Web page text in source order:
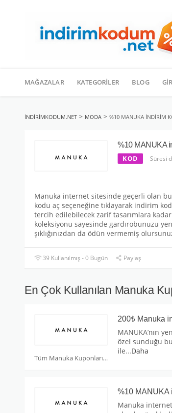
geç
MAĞAZALAR KATEGORILER BLOG
INDIRIMKODUM.NET > MODA > %10 MANUKA INDIRIM
%10 MANUKA
KOD Süresi
Manuka internet sitesinde geçerli olan bu
kodu aç seçeneğine tıklayarak indirim
tercih edilebilecek zarif tasarımlara
koleksiyonu sayesinde gardırobunuzu
şıklığınızdan da ödün vermemiş
39 Kullanılmış - 0 Bugün Paylaş
En Çok Kullanılan Manuka
Tüm Manuka Kuponları
200₺ Manuka
MANUKA’nın
özel sunduğu
ile...Daha
%10 MANUKA
Manuka